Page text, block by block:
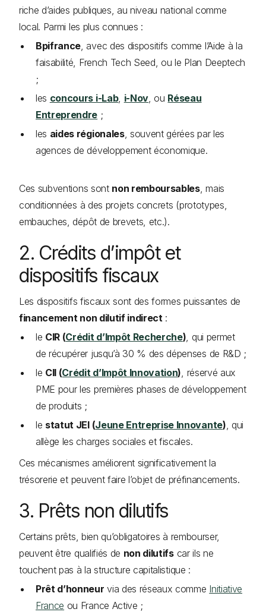
riche d’aides publiques, au niveau national comme
local. Parmi les plus connues :
Bpifrance , avec des dispositifs comme l’Aide à la
faisabilité, French Tech Seed, ou le Plan Deeptech
;
les concours i-Lab, i-Nov , ou Réseau
Entreprendre ;
les aides régionales, souvent gérées par les
agences de développement économique.
Ces subventions sont non remboursables, mais
conditionnées à des projets concrets (prototypes,
embauches, dépôt de brevets, etc.).
2. Crédits d’impôt et
dispositifs fiscaux
Les dispositifs fiscaux sont des formes puissantes de
financement non dilutif indirect :
le CIR (Crédit d’Impôt Recherche) , qui permet
de récupérer jusqu’à 30 % des dépenses de R&D ;
le CII (Crédit d’Impôt Innovation) , réservé aux
PME pour les premières phases de développement
de produits ;
le statut JEI (Jeune Entreprise Innovante) , qui
allège les charges sociales et fiscales.
Ces mécanismes améliorent significativement la
trésorerie et peuvent faire l’objet de préfinancements.
3. Prêts non dilutifs
Certains prêts, bien qu’obligatoires à rembourser,
peuvent être qualifiés de non dilutifscar ils ne
touchent pas à la structure capitalistique :
Prêt d’honneur via des réseaux comme Initiative
France ou France Active ;